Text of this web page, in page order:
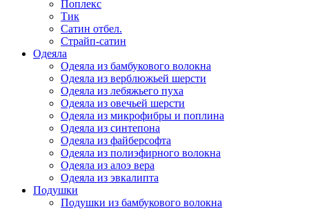
Поплекс
Тик
Сатин отбел.
Страйп-сатин
Одеяла
Одеяла из бамбукового волокна
Одеяла из верблюжьей шерсти
Одеяла из лебяжьего пуха
Одеяла из овечьей шерсти
Одеяла из микрофибры и поплина
Одеяла из синтепона
Одеяла из файберсофта
Одеяла из полиэфирного волокна
Одеяла из алоэ вера
Одеяла из эвкалипта
Подушки
Подушки из бамбукового волокна